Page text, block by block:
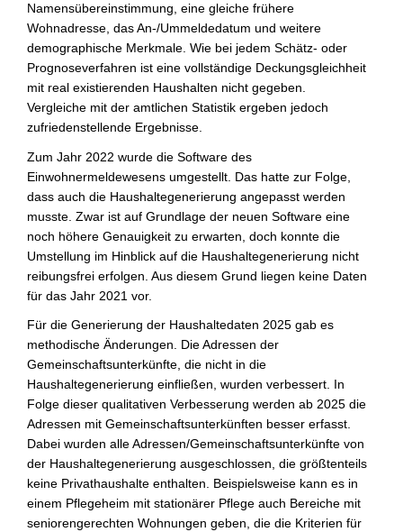
Namensübereinstimmung, eine gleiche frühere
Wohnadresse, das An-/Ummeldedatum und weitere
demographische Merkmale. Wie bei jedem Schätz- oder
Prognoseverfahren ist eine vollständige Deckungsgleichheit
mit real existierenden Haushalten nicht gegeben.
Vergleiche mit der amtlichen Statistik ergeben jedoch
zufriedenstellende Ergebnisse.
Zum Jahr 2022 wurde die Software des
Einwohnermeldewesens umgestellt. Das hatte zur Folge,
dass auch die Haushaltegenerierung angepasst werden
musste. Zwar ist auf Grundlage der neuen Software eine
noch höhere Genauigkeit zu erwarten, doch konnte die
Umstellung im Hinblick auf die Haushaltegenerierung nicht
reibungsfrei erfolgen. Aus diesem Grund liegen keine Daten
für das Jahr 2021 vor.
Für die Generierung der Haushaltedaten 2025 gab es
methodische Änderungen. Die Adressen der
Gemeinschaftsunterkünfte, die nicht in die
Haushaltegenerierung einfließen, wurden verbessert. In
Folge dieser qualitativen Verbesserung werden ab 2025 die
Adressen mit Gemeinschaftsunterkünften besser erfasst.
Dabei wurden alle Adressen/Gemeinschaftsunterkünfte von
der Haushaltegenerierung ausgeschlossen, die größtenteils
keine Privathaushalte enthalten. Beispielsweise kann es in
einem Pflegeheim mit stationärer Pflege auch Bereiche mit
seniorengerechten Wohnungen geben, die die Kriterien für